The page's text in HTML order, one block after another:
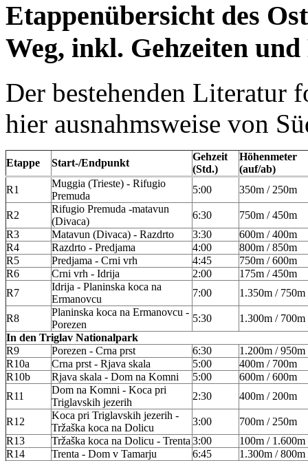
Etappenübersicht des
Weg, inkl. Gehzeiten
Der bestehenden Literatur
hier ausnahmsweise von
Etappe Start-/Endpunkt
Gehzeit
(Std.)
Höhenmeter
(auf/ab)
R1
Muggia (Trieste) - Rifugio
Premuda
5:00 350m / 250m
R2
Rifugio Premuda -matavun
(Divaca)
6:30
750m / 450m
R3
Matavun (Divaca) - Razdrto 3:30
600m / 400m
R4
Razdrto - Predjama 4:00
800m / 850m
R5
Predjama - Crni vrh 4:45
750m / 600m
R6
Crni vrh - Idrija 2:00
175m / 450m
R7
Idrija - Planinska koca na
Ermanovcu
7:00 1.350m / 750m
R8
Planinska koca na Ermanovcu -
Porezen
5:30
1.300m / 700m
In den Triglav Nationalpark
R9
Porezen - Crna prst 6:30
1.200m / 950m
R10a
Crna prst - Rjava skala 5:00
400m / 700m
R10b
Rjava skala - Dom na Komni 5:00
600m / 600m
R11
Dom na Komni - Koca pri
Triglavskih jezerih
2:30 400m / 200m
R12
Koca pri Triglavskih jezerih -
Tržaška koca na Dolicu
3:00
700m / 250m
R13
Tržaška koca na Dolicu - Trenta 3:00
100m / 1.600m
R14
Trenta - Dom v Tamarju 6:45 1.300m / 800m